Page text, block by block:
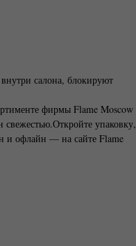
салона, блокируют
фирмы Flame Moscow
упаковку,
и офлайн — на сайте Flame